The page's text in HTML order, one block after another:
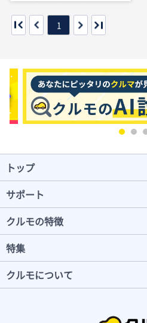
1
トップ
サポート
クルモの特徴
特集
クルモについて